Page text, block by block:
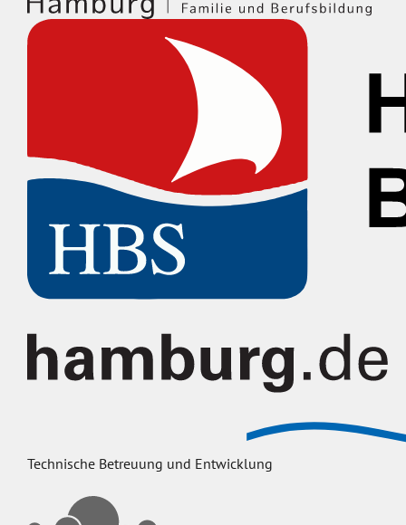
Technische Betreuung und Entwicklung